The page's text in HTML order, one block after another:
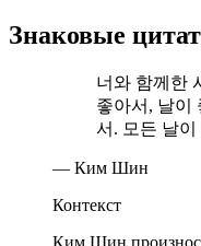
Знаковые
너와 함께한
좋아서, 날이
서. 모든 날이
— Ким Шин
Контекст